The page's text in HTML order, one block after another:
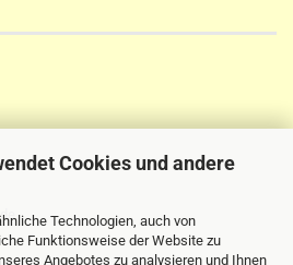
Cookies und andere
Technologien, auch von
Funktionsweise der Website zu
Angebotes zu analysieren und Ihnen